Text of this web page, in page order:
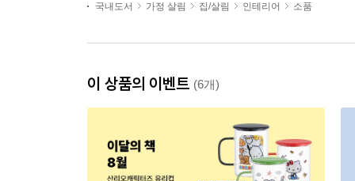
국내도서
가정 살림 집/살림 인테리어 소품
이 상품의 이벤트 (6개)